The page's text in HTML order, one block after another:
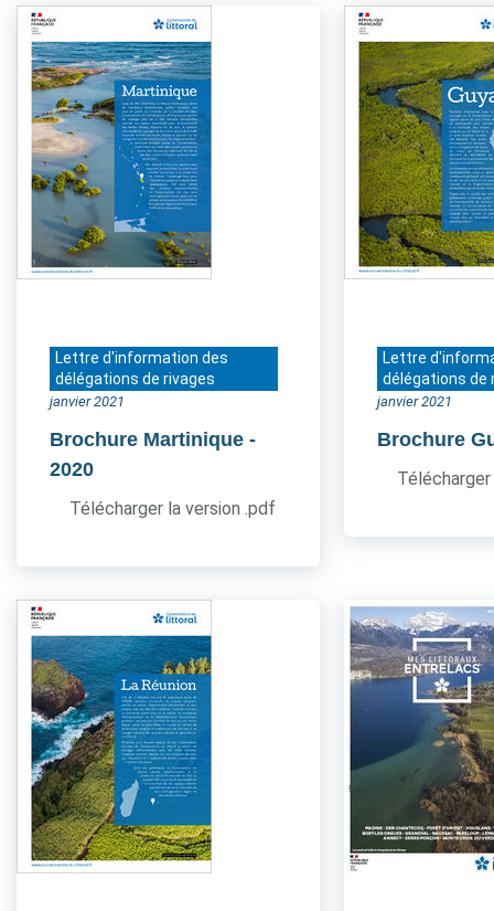
Lettre d'information des
délégations de rivages
janvier 2021
Brochure Martinique -
2020
Télécharger la version .pdf
Lettre
délégations de
janvier 2021
Brochure